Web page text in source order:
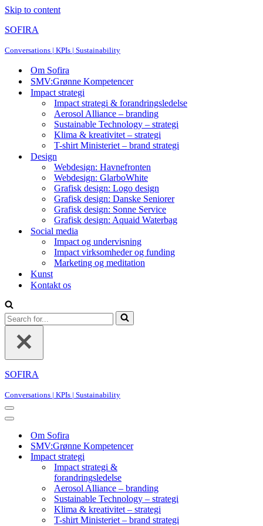
Skip to content
SOFIRA
Conversations | KPIs | Sustainability
Om Sofira
SMV:Grønne Kompetencer
Impact strategi
Impact strategi & forandringsledelse
Aerosol Alliance – branding
Sustainable Technology – strategi
Klima & kreativitet – strategi
T-shirt Ministeriet – brand strategi
Design
Webdesign: Havnefronten
Webdesign: GlarboWhite
Grafisk design: Logo design
Grafisk design: Danske Seniorer
Grafisk design: Sonne Service
Grafisk design: Aquaid Waterbag
Social media
Impact og undervisning
Impact virksomheder og funding
Marketing og meditation
Kunst
Kontakt os
Search
for...
SOFIRA
Conversations | KPIs | Sustainability
Navigation
Menu
Navigation
Om Sofira
SMV:Grønne Kompetencer
Impact strategi
Impact strategi &
forandringsledelse
Aerosol Alliance – branding
Sustainable Technology – strategi
Klima & kreativitet – strategi
T-shirt Ministeriet – brand strategi